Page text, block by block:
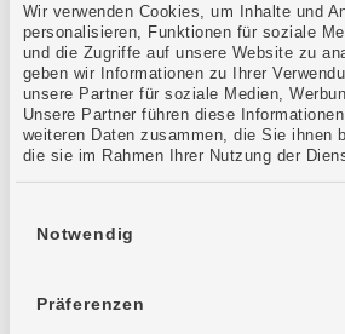
Wir verwenden Cookies, um Inhalte und
personalisieren, Funktionen für soziale
und die Zugriffe auf unsere Website zu
geben wir Informationen zu Ihrer
unsere Partner für soziale Medien,
Unsere Partner führen diese
weiteren Daten zusammen, die Sie ihnen
die sie im Rahmen Ihrer Nutzung der
Notwendig
Präferenzen
Mehr erfahren
Kontaktformular